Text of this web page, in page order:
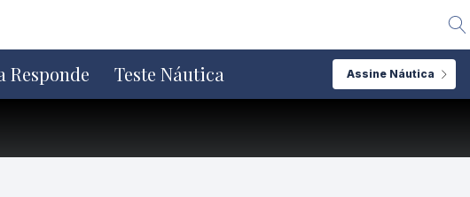
Responde Teste Náutica Assine Náutica